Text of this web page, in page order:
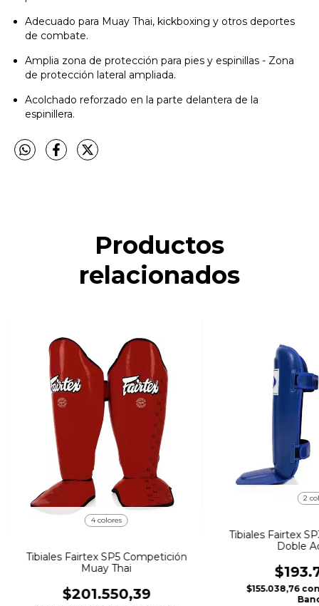
Adecuado para Muay Thai, kickboxing y otros deportes
de combate.
Amplia zona de protección para pies y espinillas - Zona
de protección lateral ampliada.
Acolchado reforzado en la parte delantera de la
espinillera.
Productos
relacionados
4 colores
Tibiales Fairtex SP5 Competición
Muay Thai
$201.550,39
2
Tibiales Fairtex
Doble
$155.038,76